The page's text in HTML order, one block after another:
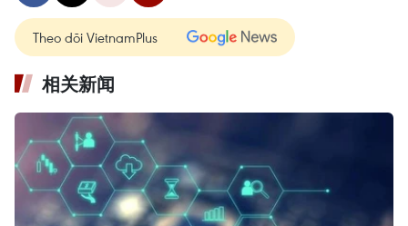
Theo dõi VietnamPlus
相关新闻